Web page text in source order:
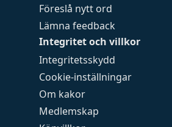
Föreslå nytt ord
Lämna feedback
Integritet och villkor
Integritetsskydd
Cookie-inställningar
Om kakor
Medlemskap